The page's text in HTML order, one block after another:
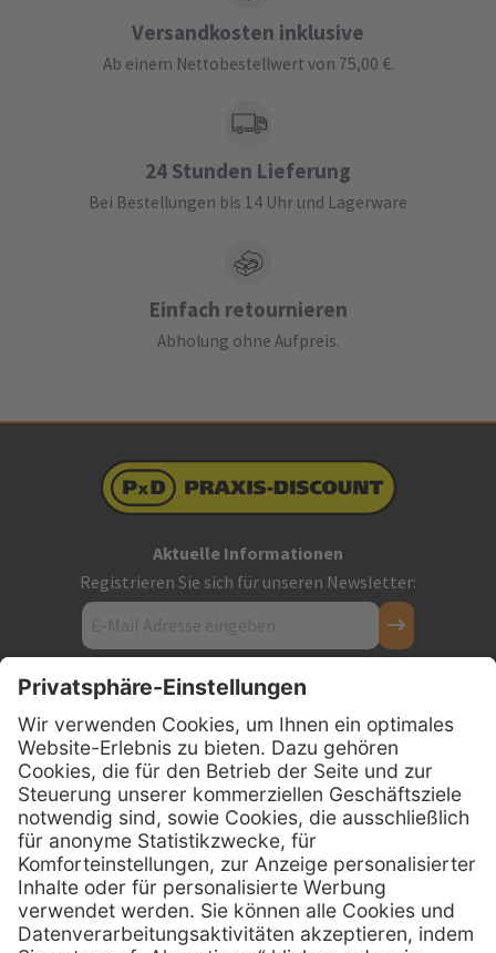
Versandkosten inklusive
Ab einem Nettobestellwert von 75,00 €.
24 Stunden Lieferung
Bei Bestellungen bis 14 Uhr und Lagerware
Einfach retournieren
Abholung ohne Aufpreis.
Aktuelle Informationen
Registrieren Sie sich für unseren Newsletter:
Kontakt
Firmensitz
PxD Praxis-Discount GmbH
Hans-Wunderlich-Straße 7
D-49078 Osnabrück
Telefon: 0800 - 600 66 30
Telefon:0800 - 07 01 96
E-Mail:info @ praxis-discount.de